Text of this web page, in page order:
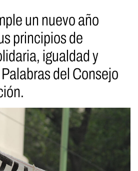
un nuevo año
principios de
igualdad y
del Consejo